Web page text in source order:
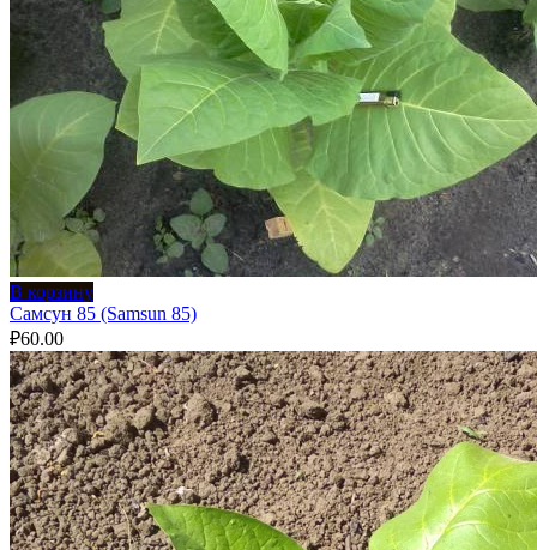
В корзину
Самсун 85 (Samsun 85)
₽60.00